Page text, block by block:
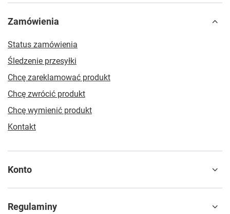
Zamówienia
Status zamówienia
Śledzenie przesyłki
Chcę zareklamować produkt
Chcę zwrócić produkt
Chcę wymienić produkt
Kontakt
Konto
Regulaminy